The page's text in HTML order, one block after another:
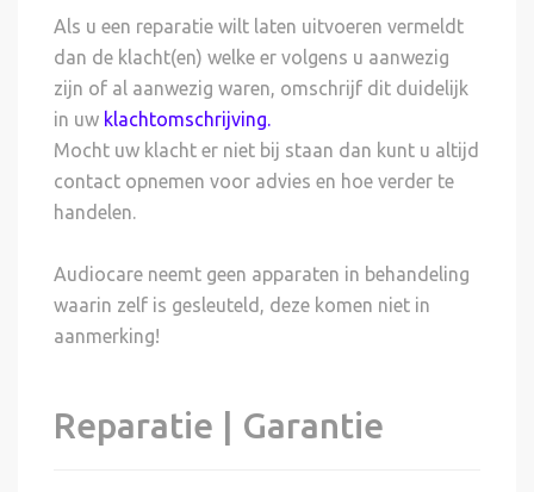
Als u een reparatie wilt laten uitvoeren vermeldt
dan de klacht(en) welke er volgens u aanwezig
zijn of al aanwezig waren, omschrijf dit duidelijk
in uw klachtomschrijving.
Mocht uw klacht er niet bij staan dan kunt u altijd
contact opnemen voor advies en hoe verder te
handelen.
Audiocare neemt geen apparaten in behandeling
waarin zelf is gesleuteld, deze komen niet in
aanmerking!
Reparatie | Garantie